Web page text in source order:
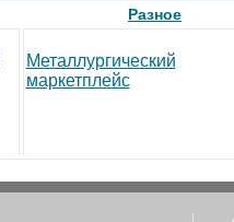
Разное
Металлургический
маркетплейс